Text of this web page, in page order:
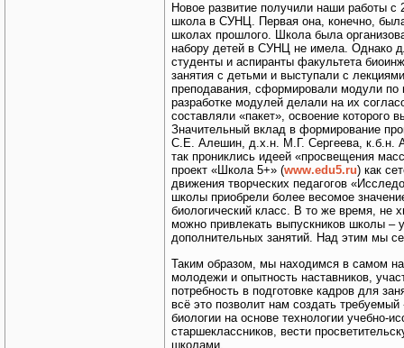
Новое развитие получили наши работы с
школа в СУНЦ. Первая она, конечно,
школах прошлого. Школа была
набору детей в СУНЦ не имела. Однако
студенты и аспиранты факультета
занятия с детьми и выступали с
преподавания, сформировали модули по
разработке модулей делали на их
составляли «пакет», освоение
Значительный вклад в формирование
С.Е. Алешин, д.х.н. М.Г. Сергеева, к.б.н.
так прониклись идеей «просвещения
проект «Школа 5+» (www.edu5.ru) как
движения творческих педагогов
школы приобрели более весомое
биологический класс. В то же время, не
можно привлекать выпускников школы –
дополнительных занятий. Над этим мы
Таким образом, мы находимся в самом
молодежи и опытность наставников,
потребность в подготовке кадров для
всё это позволит нам создать
биологии на основе технологии учебно-
старшеклассников, вести
школами.